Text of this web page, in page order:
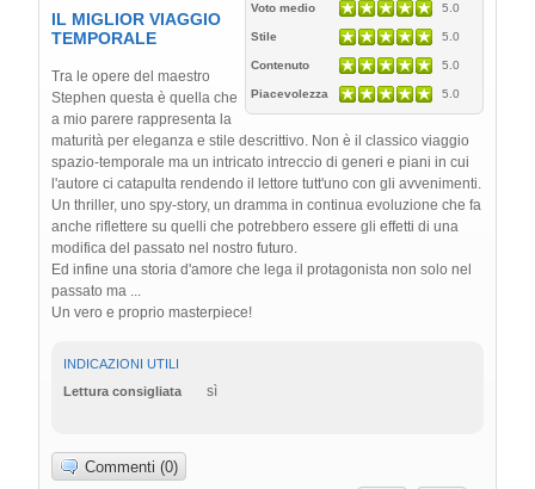
Voto medio 5.0
Stile 5.0
Contenuto 5.0
Piacevolezza 5.0
IL MIGLIOR VIAGGIO
TEMPORALE
Tra le opere del maestro
Stephen questa è quella che
a mio parere rappresenta la
maturità per eleganza e stile descrittivo. Non è il classico viaggio
spazio-temporale ma un intricato intreccio di generi e piani in cui
l'autore ci catapulta rendendo il lettore tutt'uno con gli avvenimenti.
Un thriller, uno spy-story, un dramma in continua evoluzione che fa
anche riflettere su quelli che potrebbero essere gli effetti di una
modifica del passato nel nostro futuro.
Ed infine una storia d'amore che lega il protagonista non solo nel
passato ma ...
Un vero e proprio masterpiece!
INDICAZIONI UTILI
Lettura consigliata
sì
Commenti (0)